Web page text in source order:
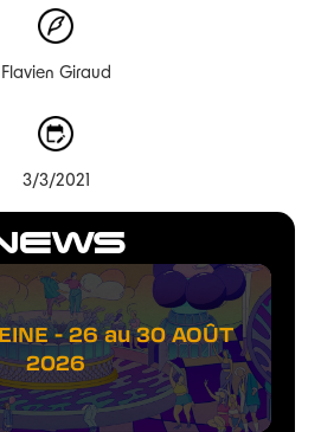
- 26 au 30 AOÛT
2026
Flavien Giraud
3/3/2021